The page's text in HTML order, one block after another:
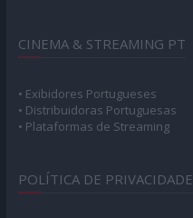
CINEMA & STREAMING PT
• Exibidores Portugueses
• Distribuidoras Portuguesas
• Plataformas de Streaming
POLÍTICA DE PRIVACIDADE